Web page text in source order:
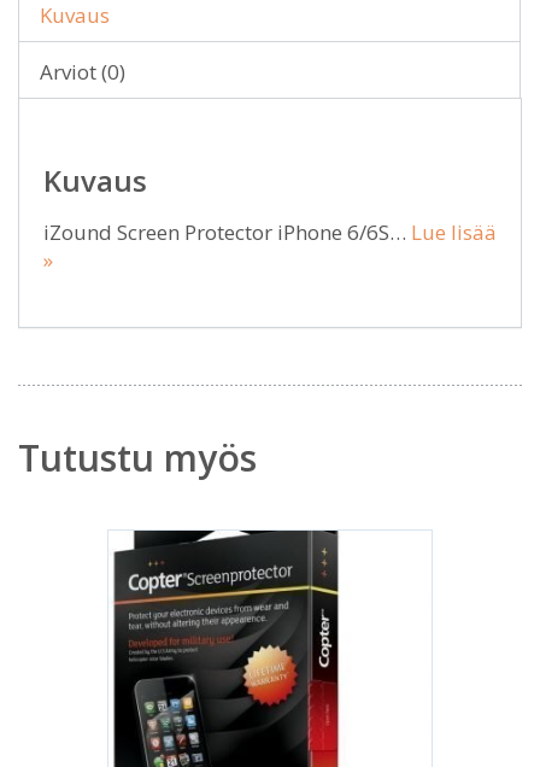
Kuvaus
Arviot (0)
Kuvaus
iZound Screen Protector iPhone 6/6S… Lue lisää
»
Tutustu myös